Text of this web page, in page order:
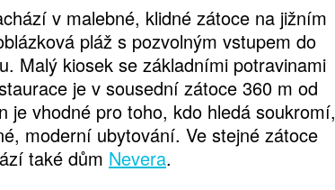
v malebné, klidné zátoce na jižním
pláž s pozvolným vstupem do
Malý kiosek se základními potravinami
je v sousední zátoce 360 m od
je vhodné pro toho, kdo hledá soukromí,
moderní ubytování. Ve stejné zátoce
také dům Nevera.